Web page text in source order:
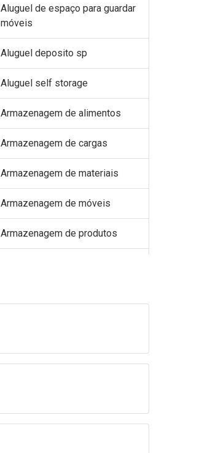
Aluguel de espaço para guardar
móveis
Aluguel deposito sp
Aluguel self storage
Armazenagem de alimentos
Armazenagem de cargas
Armazenagem de materiais
Armazenagem de móveis
Armazenagem de produtos
Armazenagem de produtos
Armazenagem e distribuição
Armazenagem logística